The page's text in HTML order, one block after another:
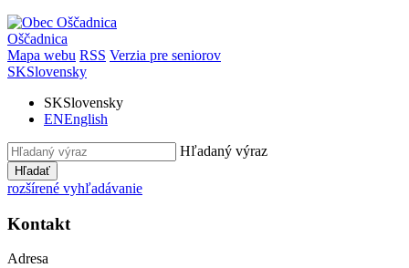
Oščadnica
Mapa webu RSS Verzia pre seniorov
SKSlovensky
SKSlovensky
ENEnglish
Hľadaný výraz
Hľadať
rozšírené vyhľadávanie
Kontakt
Adresa